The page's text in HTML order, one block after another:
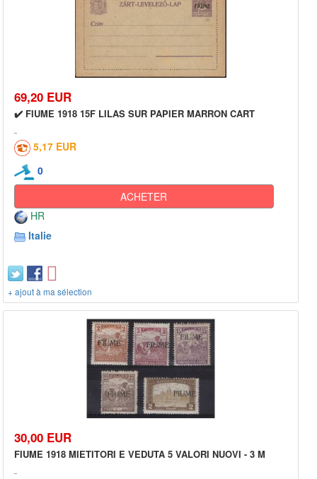
69,20 EUR
✔️ FIUME 1918 15F LILAS SUR PAPIER MARRON CART
5,17 EUR
0
ACHETER
HR
Italie
+ ajout à ma sélection
30,00 EUR
FIUME 1918 MIETITORI E VEDUTA 5 VALORI NUOVI - 3 M